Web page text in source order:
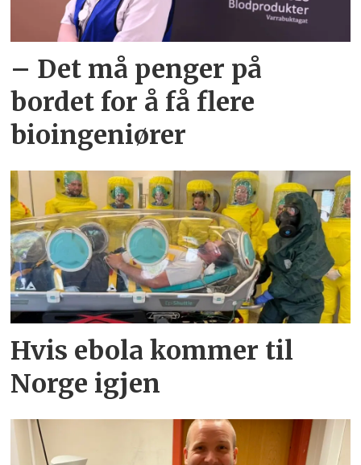
– Det må penger på
bordet for å få flere
bioingeniører
Hvis ebola kommer til
Norge igjen